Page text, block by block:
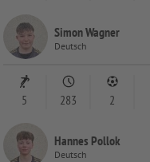
Simon Wagner
Deutsch
5 283 2
Hannes Pollok
Deutsch